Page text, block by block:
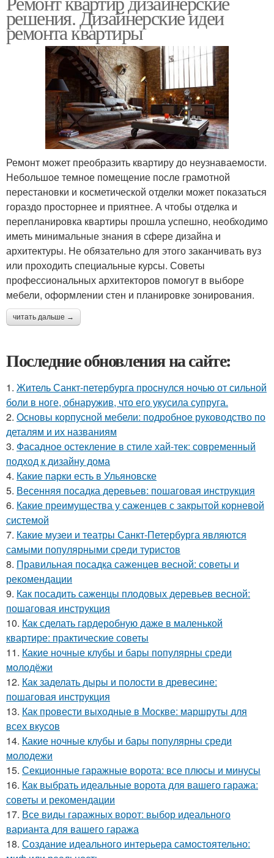
решения. Дизайнерские идеи
ремонта квартиры
Ремонт может преобразить квартиру до неузнаваемости.
Небольшое темное помещение после грамотной
перестановки и косметической отделки может показаться
гораздо просторнее и приятнее. А чтобы отделка и
перепланировка квартиры прошла успешно, необходимо
иметь минимальные знания в сфере дизайна и
архитектуры. Не обязательно для этого заканчивать вуз
или проходить специальные курсы. Советы
профессиональных архитекторов помогут в выборе
мебели, оформлении стен и планировке зонирования.
читать дальше →
Последние обновления на сайте:
1. Житель Санкт-петербурга проснулся ночью от сильной
боли в ноге, обнаружив, что его укусила супруга.
2. Основы корпусной мебели: подробное руководство по
деталям и их названиям
3. Фасадное остекление в стиле хай-тек: современный
подход к дизайну дома
4. Какие парки есть в Ульяновске
5. Весенняя посадка деревьев: пошаговая инструкция
6. Какие преимущества у саженцев с закрытой корневой
системой
7. Какие музеи и театры Санкт-Петербурга являются
самыми популярными среди туристов
8. Правильная посадка саженцев весной: советы и
рекомендации
9. Как посадить саженцы плодовых деревьев весной:
пошаговая инструкция
10. Как сделать гардеробную даже в маленькой
квартире: практические советы
11. Какие ночные клубы и бары популярны среди
молодёжи
12. Как заделать дыры и полости в древесине:
пошаговая инструкция
13. Как провести выходные в Москве: маршруты для
всех вкусов
14. Какие ночные клубы и бары популярны среди
молодежи
15. Секционные гаражные ворота: все плюсы и минусы
16. Как выбрать идеальные ворота для вашего гаража:
советы и рекомендации
17. Все виды гаражных ворот: выбор идеального
варианта для вашего гаража
18. Создание идеального интерьера самостоятельно: